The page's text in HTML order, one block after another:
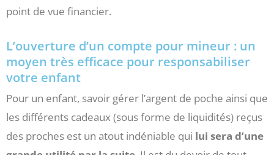
point de vue financier.
L’ouverture d’un compte pour mineur : un
moyen très efficace pour responsabiliser
votre enfant
Pour un enfant, savoir gérer l’argent de poche ainsi que
les différents cadeaux (sous forme de liquidités) reçus
des proches est un atout indéniable qui lui sera d’une